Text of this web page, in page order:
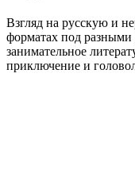
Взгляд на русскую и
форматах под
занимательное
приключение и